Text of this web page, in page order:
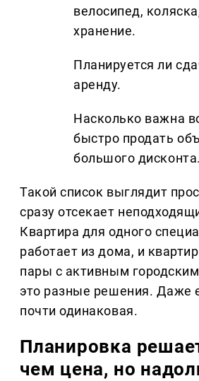
велосипед,
хранение.
Планируется ли
аренду.
Насколько важна
быстро продать
большого дисконта.
Такой список выглядит
сразу отсекает
Квартира для одного
работает из дома, и
пары с активным
это разные решения. Даже
почти одинаковая.
Планировка
чем цена, но